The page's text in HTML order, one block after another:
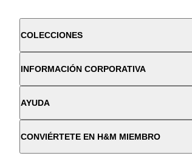
COLECCIONES
INFORMACIÓN CORPORATIVA
AYUDA
CONVIÉRTETE EN H&M MIEMBRO